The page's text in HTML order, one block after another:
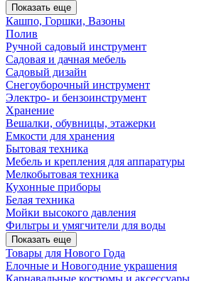
Показать еще
Кашпо, Горшки, Вазоны
Полив
Ручной садовый инструмент
Садовая и дачная мебель
Садовый дизайн
Снегоуборочный инструмент
Электро- и бензоинструмент
Хранение
Вешалки, обувницы, этажерки
Емкости для хранения
Бытовая техника
Мебель и крепления для аппаратуры
Мелкобытовая техника
Кухонные приборы
Белая техника
Мойки высокого давления
Фильтры и умягчители для воды
Показать еще
Товары для Нового Года
Елочные и Новогодние украшения
Карнавальные костюмы и аксессуары